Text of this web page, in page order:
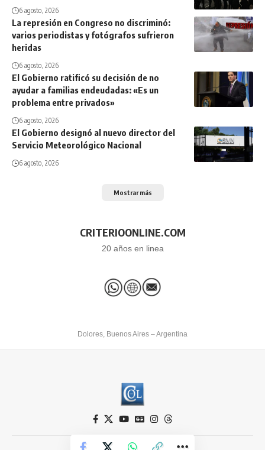
6 agosto, 2026
La represión en Congreso no discriminó:
varios periodistas y fotógrafos sufrieron
heridas
6 agosto, 2026
El Gobierno ratificó su decisión de no
ayudar a familias endeudadas: «Es un
problema entre privados»
6 agosto, 2026
El Gobierno designó al nuevo director del
Servicio Meteorológico Nacional
6 agosto, 2026
Mostrar más
CRITERIOONLINE.COM
20 años en linea
Dolores, Buenos Aires – Argentina